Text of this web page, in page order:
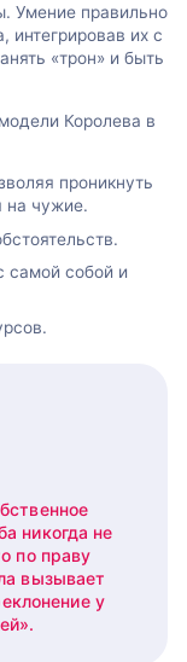
Умение правильно
интегрировав их с
«трон» и быть
Королева в
проникнуть
на чужие.
самой собой и
никогда не
по праву
вызывает
у